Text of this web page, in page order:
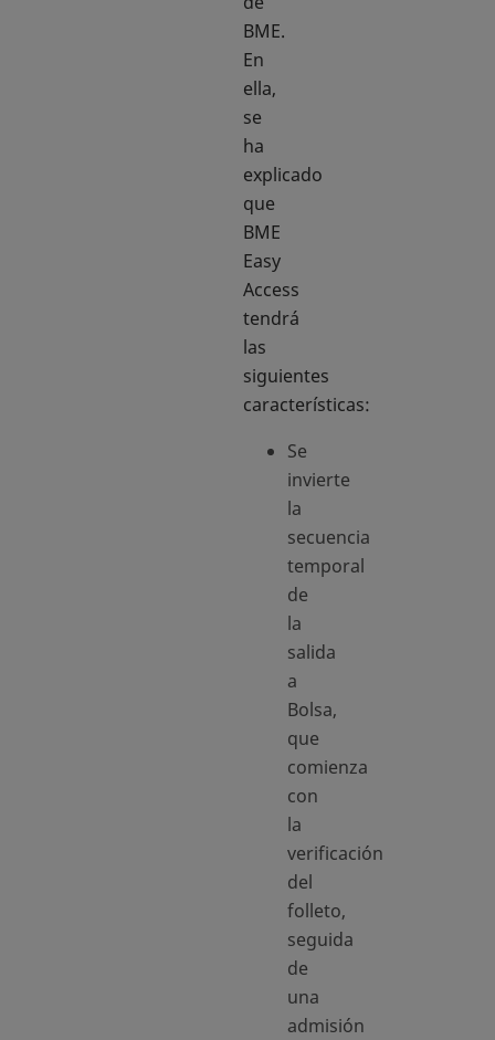
BME.
En
ella,
se
ha
explicado
que
BME
Easy
Access
tendrá
las
siguientes
características:
Se
invierte
la
secuencia
temporal
de
la
salida
a
Bolsa,
que
comienza
con
la
verificación
del
folleto,
seguida
de
una
admisión